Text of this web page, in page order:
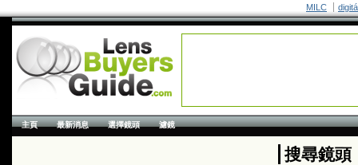
MILC
主頁 最新消息 選擇鏡頭 濾鏡
搜尋鏡頭